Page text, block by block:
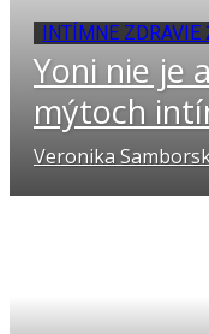
INTÍMNE ZDRAVIE
Yoni nie je
mýtoch
Veronika